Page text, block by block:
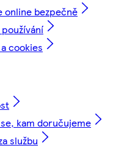
online bezpečně
cookies
kam doručujeme
službu